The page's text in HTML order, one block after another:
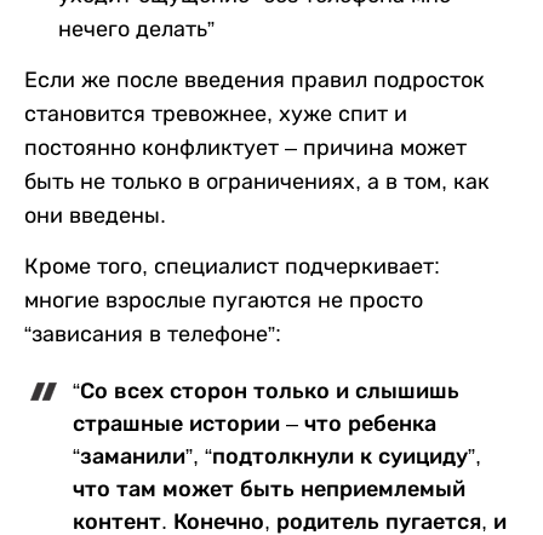
нечего делать”
Если же после введения правил подросток
становится тревожнее, хуже спит и
постоянно конфликтует – причина может
быть не только в ограничениях, а в том, как
они введены.
Кроме того, специалист подчеркивает:
многие взрослые пугаются не просто
“зависания в телефоне”:
“Со всех сторон только и слышишь
страшные истории – что ребенка
“заманили”, “подтолкнули к суициду”,
что там может быть неприемлемый
контент. Конечно, родитель пугается, и